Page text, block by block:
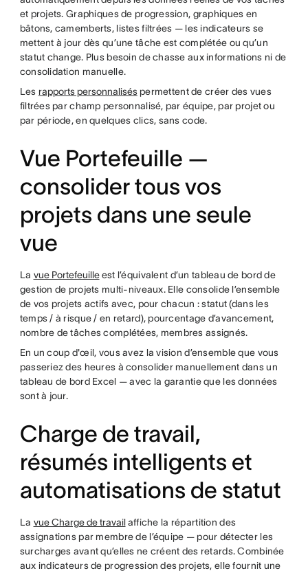
et projets. Graphiques de progression, graphiques en
bâtons, camemberts, listes filtrées — les indicateurs se
mettent à jour dès qu’une tâche est complétée ou qu’un
statut change. Plus besoin de chasse aux informations ni de
consolidation manuelle.
Les rapports personnaliséspermettent de créer des vues
filtrées par champ personnalisé, par équipe, par projet ou
par période, en quelques clics, sans code.
Vue Portefeuille —
consolider tous vos
projets dans une seule
vue
La vue Portefeuilleest l’équivalent d’un tableau de bord de
gestion de projets multi-niveaux. Elle consolide l’ensemble
de vos projets actifs avec, pour chacun : statut (dans les
temps / à risque / en retard), pourcentage d’avancement,
nombre de tâches complétées, membres assignés.
En un coup d'œil, vous avez la vision d’ensemble que vous
passeriez des heures à consolider manuellement dans un
tableau de bord Excel — avec la garantie que les données
sont à jour.
Charge de travail,
résumés intelligents et
automatisations de statut
La vue Charge de travailaffiche la répartition des
assignations par membre de l’équipe — pour détecter les
surcharges avant qu’elles ne créent des retards. Combinée
aux indicateurs de progression des projets, elle fournit une